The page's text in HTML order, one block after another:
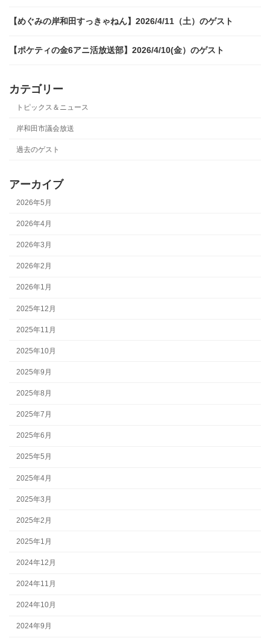
【めぐみの岸和田すっきゃねん】2026/4/11（土）のゲスト
【ポケティの金6アニ活放送部】2026/4/10(金）のゲスト
カテゴリー
トピックス＆ニュース
岸和田市議会放送
過去のゲスト
アーカイブ
2026年5月
2026年4月
2026年3月
2026年2月
2026年1月
2025年12月
2025年11月
2025年10月
2025年9月
2025年8月
2025年7月
2025年6月
2025年5月
2025年4月
2025年3月
2025年2月
2025年1月
2024年12月
2024年11月
2024年10月
2024年9月